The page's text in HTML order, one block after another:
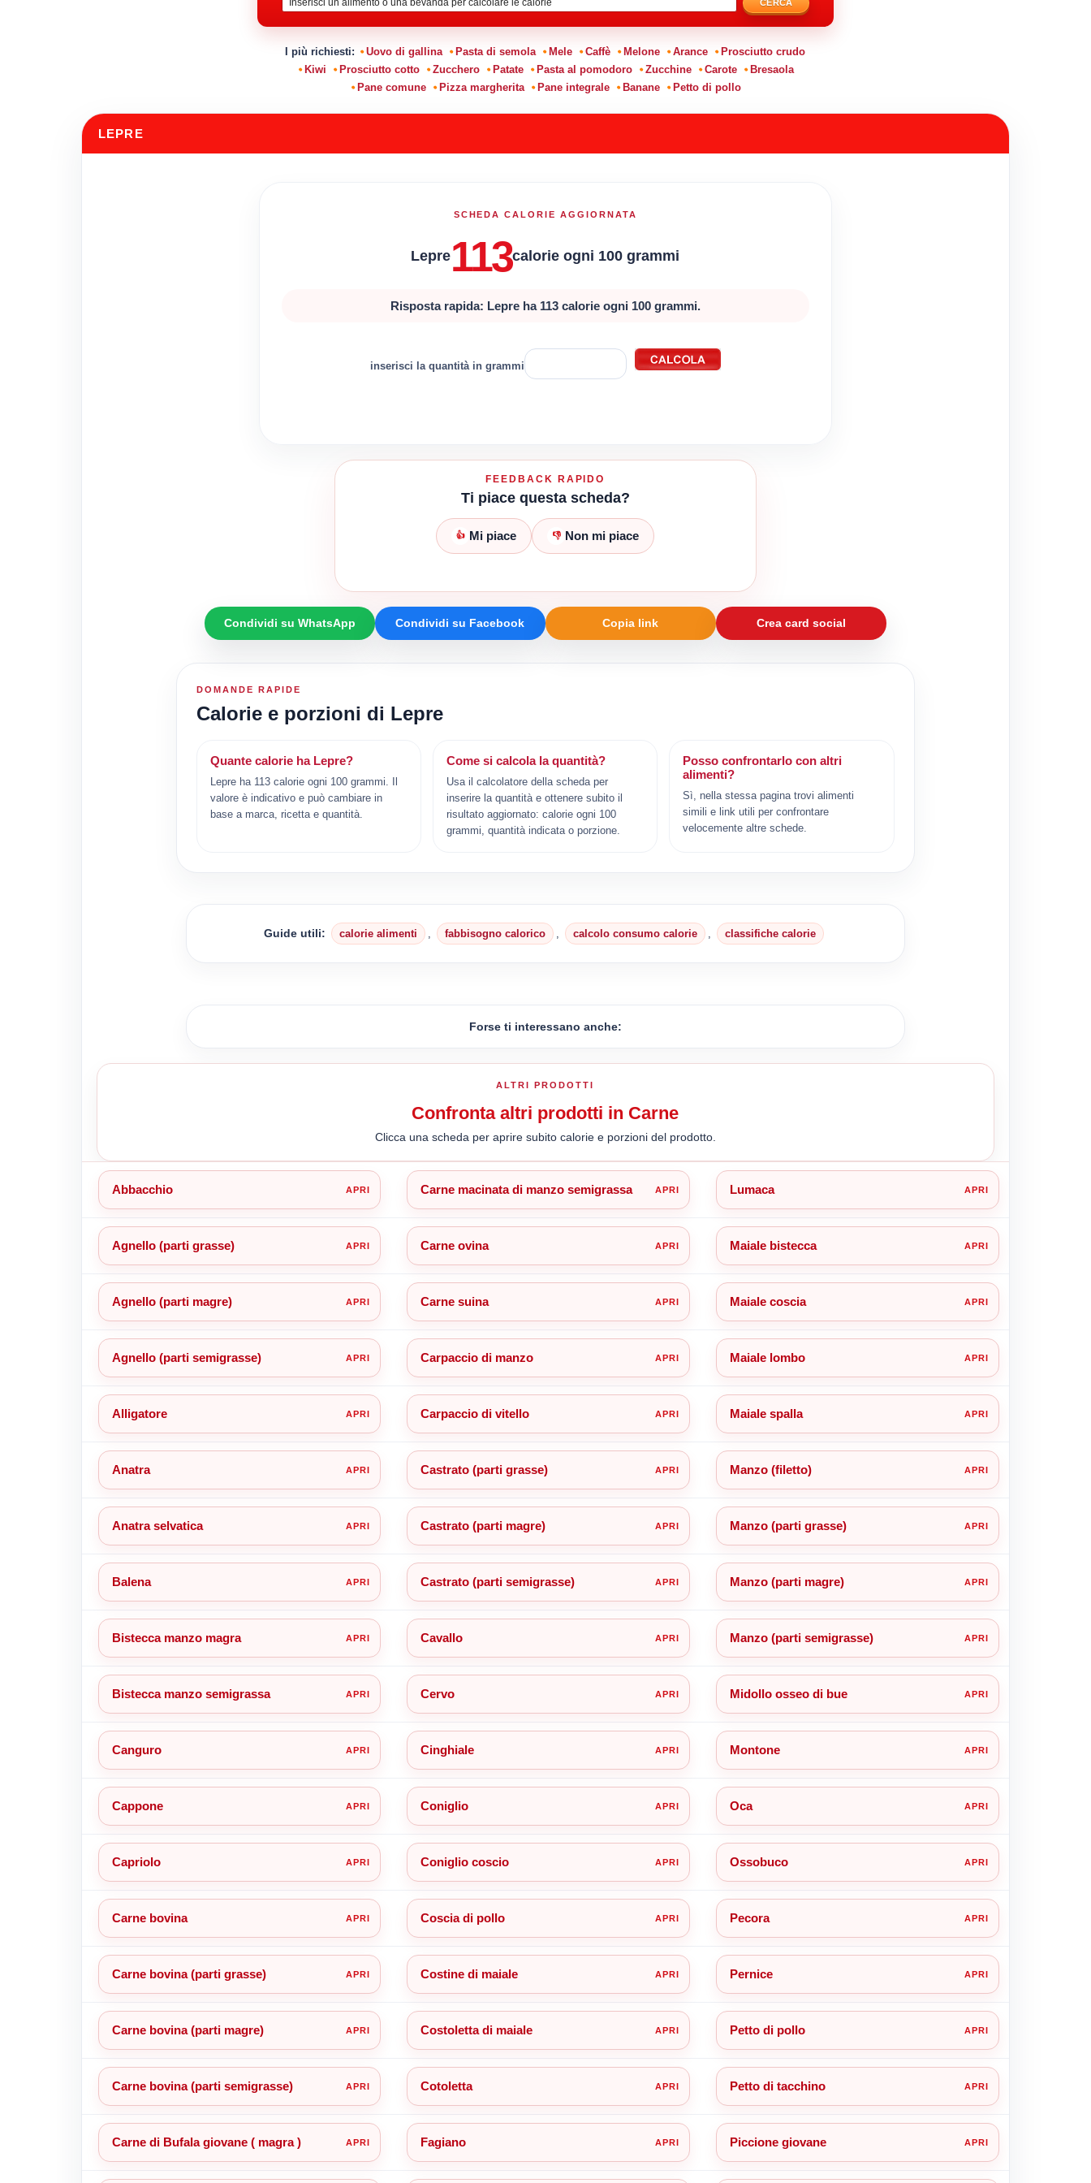
CERCA
I più richiesti: Uovo di gallina Pasta di semola Mele Caffè Melone Arance
Prosciutto crudo
Kiwi
Prosciutto cotto Zucchero Patate Pasta al pomodoro Zucchine Carote
Bresaola
Pane comune
Pizza margherita Pane integrale Banane Petto di pollo
LEPRE
SCHEDA CALORIE AGGIORNATA
Lepre113calorie ogni 100 grammi
Risposta rapida: Lepre ha 113 calorie ogni 100 grammi.
inserisci la quantità in grammi
FEEDBACK RAPIDO
Ti piace questa scheda?
👍 Mi piace 👎 Non mi piace
Condividi su WhatsApp Condividi su Facebook Copia link Crea card social
DOMANDE RAPIDE
Calorie e porzioni di Lepre
Quante calorie ha Lepre?
Lepre ha 113 calorie ogni 100 grammi. Il
valore è indicativo e può cambiare in
base a marca, ricetta e quantità.
Come si calcola la quantità?
Usa il calcolatore della scheda per
inserire la quantità e ottenere subito il
risultato aggiornato: calorie ogni 100
grammi, quantità indicata o porzione.
Posso confrontarlo con altri
alimenti?
Sì, nella stessa pagina trovi alimenti
simili e link utili per confrontare
velocemente altre schede.
Guide utili: calorie alimenti fabbisogno calorico calcolo consumo calorie classifiche calorie
Forse ti interessano anche:
ALTRI PRODOTTI
Confronta altri prodotti in Carne
Clicca una scheda per aprire subito calorie e porzioni del prodotto.
Abbacchio Carne macinata di manzo semigrassa Lumaca
Agnello (parti grasse) Carne ovina Maiale bistecca
Agnello (parti magre) Carne suina Maiale coscia
Agnello (parti semigrasse) Carpaccio di manzo Maiale lombo
Alligatore Carpaccio di vitello Maiale spalla
Anatra Castrato (parti grasse) Manzo (filetto)
Anatra selvatica Castrato (parti magre) Manzo (parti grasse)
Balena Castrato (parti semigrasse) Manzo (parti magre)
Bistecca manzo magra Cavallo Manzo (parti semigrasse)
Bistecca manzo semigrassa Cervo Midollo osseo di bue
Canguro Cinghiale Montone
Cappone Coniglio Oca
Capriolo Coniglio coscio Ossobuco
Carne bovina Coscia di pollo Pecora
Carne bovina (parti grasse) Costine di maiale Pernice
Carne bovina (parti magre) Costoletta di maiale Petto di pollo
Carne bovina (parti semigrasse) Cotoletta Petto di tacchino
Carne di Bufala giovane ( magra ) Fagiano Piccione giovane